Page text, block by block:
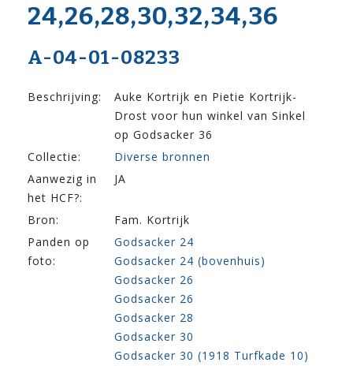
24,26,28,30,32,34,36
A-04-01-08233
Beschrijving:
Auke Kortrijk en Pietie Kortrijk-
Drost voor hun winkel van Sinkel
op Godsacker 36
Collectie:
Diverse bronnen
Aanwezig in
het HCF?:
JA
Bron:
Fam. Kortrijk
Panden op
foto:
Godsacker 24
Godsacker 24 (bovenhuis)
Godsacker 26
Godsacker 26
Godsacker 28
Godsacker 30
Godsacker 30 (1918 Turfkade 10)